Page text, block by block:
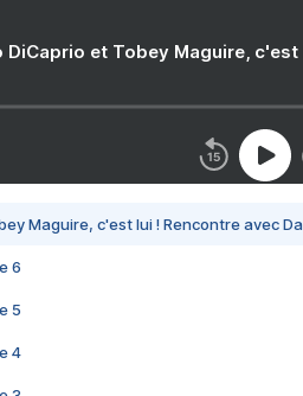
DiCaprio et Tobey Maguire,
Maguire, c'est lui ! Rencontre avec
6
5
4